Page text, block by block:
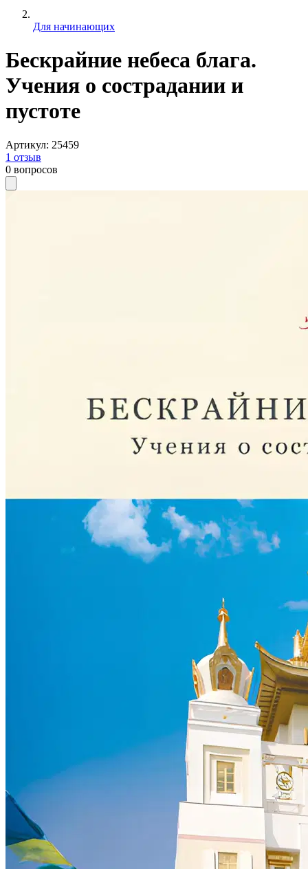
Для начинающих
Бескрайние небеса блага.
Учения о сострадании и
пустоте
Артикул: 25459
1 отзыв
0 вопросов